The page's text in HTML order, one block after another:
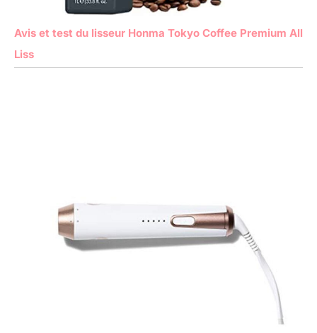
Avis et test du lisseur Honma Tokyo Coffee Premium All
Liss